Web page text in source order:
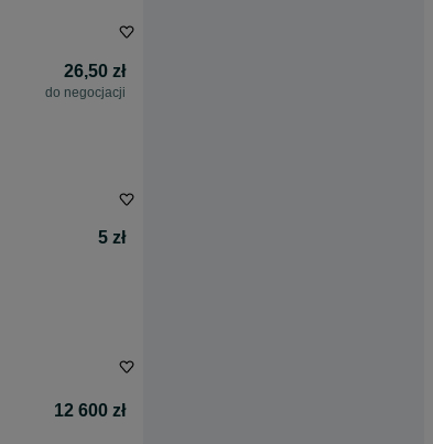
26,50 zł
do negocjacji
5 zł
12 600 zł